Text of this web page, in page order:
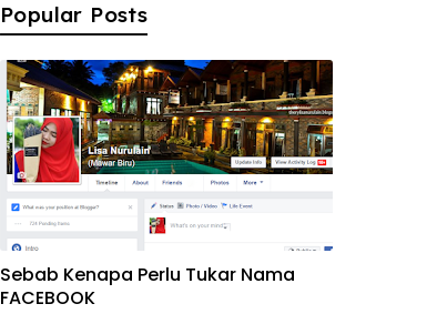
Popular Posts
Sebab Kenapa Perlu Tukar Nama
FACEBOOK